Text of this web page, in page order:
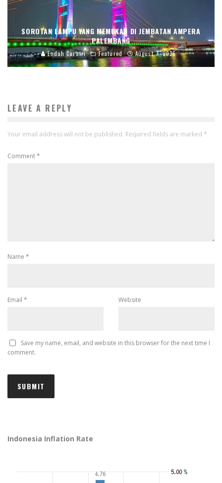
SOROTAN LAMPU YANG MEMUKAU DI JEMBATAN AMPERA
PALEMBANG
Endah Caratri Featured August 7, 2026
LEAVE A REPLY
Your email address will not be published. Required fields are marked *
Comment*
Name *
Email * Website
Save my name, email, and website in this browser for the next time I
comment.
Indonesia Inflation Rate